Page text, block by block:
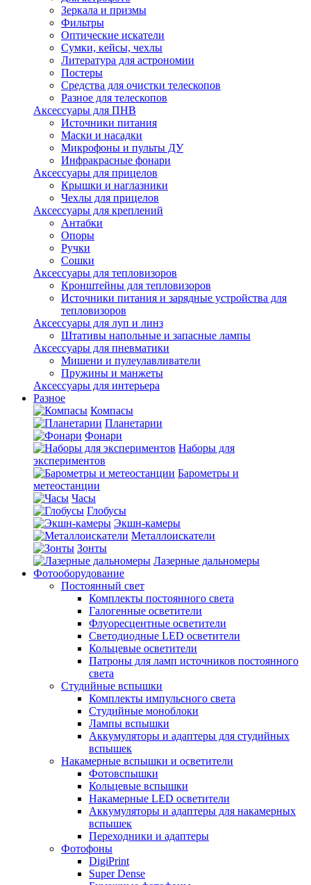
Зеркала и призмы
Фильтры
Оптические искатели
Сумки, кейсы, чехлы
Литература для астрономии
Постеры
Средства для очистки телескопов
Разное для телескопов
Аксессуары для ПНВ
Источники питания
Маски и насадки
Микрофоны и пульты ДУ
Инфракрасные фонари
Аксессуары для прицелов
Крышки и наглазники
Чехлы для прицелов
Аксессуары для креплений
Антабки
Опоры
Ручки
Сошки
Аксессуары для тепловизоров
Кронштейны для тепловизоров
Источники питания и зарядные устройства для
тепловизоров
Аксессуары для луп и линз
Штативы напольные и запасные лампы
Аксессуары для пневматики
Мишени и пулеулавливатели
Пружины и манжеты
Аксессуары для интерьера
Разное
Компасы
Планетарии
Фонари
Наборы для
экспериментов
Барометры и
метеостанции
Часы
Глобусы
Экшн-камеры
Металлоискатели
Зонты
Лазерные дальномеры
Фотооборудование
Постоянный свет
Комплекты постоянного света
Галогенные осветители
Флуоресцентные осветители
Светодиодные LED осветители
Кольцевые осветители
Патроны для ламп источников постоянного
света
Студийные вспышки
Комплекты импульсного света
Студийные моноблоки
Лампы вспышки
Аккумуляторы и адаптеры для студийных
вспышек
Накамерные вспышки и осветители
Фотовспышки
Кольцевые вспышки
Накамерные LED осветители
Аккумуляторы и адаптеры для накамерных
вспышек
Переходники и адаптеры
Фотофоны
DigiPrint
Super Dense